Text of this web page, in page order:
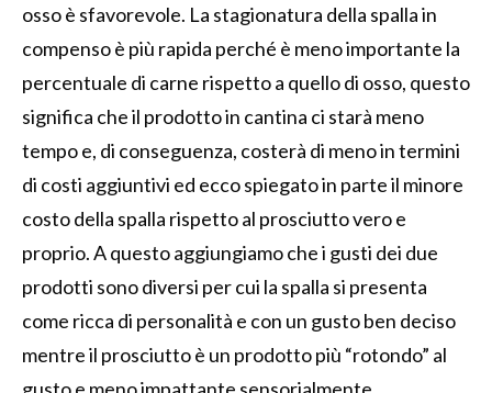
osso è sfavorevole. La stagionatura della spalla in
compenso è più rapida perché è meno importante la
percentuale di carne rispetto a quello di osso, questo
significa che il prodotto in cantina ci starà meno
tempo e, di conseguenza, costerà di meno in termini
di costi aggiuntivi ed ecco spiegato in parte il minore
costo della spalla rispetto al prosciutto vero e
proprio. A questo aggiungiamo che i gusti dei due
prodotti sono diversi per cui la spalla si presenta
come ricca di personalità e con un gusto ben deciso
mentre il prosciutto è un prodotto più “rotondo” al